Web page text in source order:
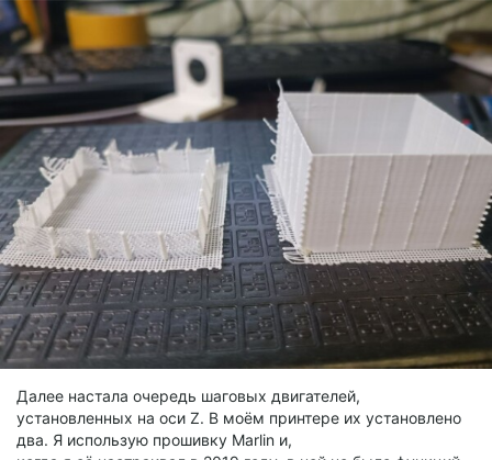
Далее настала очередь шаговых двигателей,
установленных на оси Z. В моём принтере их установлено
два. Я использую прошивку Marlin и,